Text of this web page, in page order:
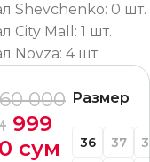
Shevchenko: 0 шт.
City Mall: 1 шт.
Novza: 4 шт.
000
999
сум
Размер
36 37